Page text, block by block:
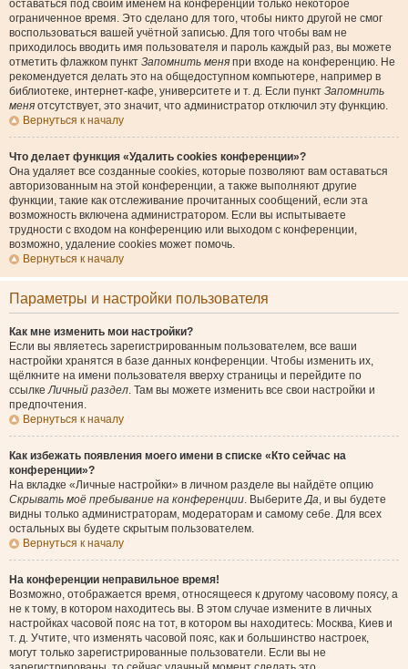
оставаться под своим именем на конференции только некоторое
ограниченное время. Это сделано для того, чтобы никто другой не смог
воспользоваться вашей учётной записью. Для того чтобы вам не
приходилось вводить имя пользователя и пароль каждый раз, вы можете
отметить флажком пункт Запомнить меня при входе на конференцию. Не
рекомендуется делать это на общедоступном компьютере, например в
библиотеке, интернет-кафе, университете и т. д. Если пункт Запомнить
меня отсутствует, это значит, что администратор отключил эту функцию.
Вернуться к началу
Что делает функция «Удалить cookies конференции»?
Она удаляет все созданные cookies, которые позволяют вам оставаться
авторизованным на этой конференции, а также выполняют другие
функции, такие как отслеживание прочитанных сообщений, если эта
возможность включена администратором. Если вы испытываете
трудности с входом на конференцию или выходом с конференции,
возможно, удаление cookies может помочь.
Вернуться к началу
Параметры и настройки пользователя
Как мне изменить мои настройки?
Если вы являетесь зарегистрированным пользователем, все ваши
настройки хранятся в базе данных конференции. Чтобы изменить их,
щёлкните на имени пользователя вверху страницы и перейдите по
ссылкеЛичный раздел. Там вы можете изменить все свои настройки и
предпочтения.
Вернуться к началу
Как избежать появления моего имени в списке «Кто сейчас на
конференции»?
На вкладке «Личные настройки» в личном разделе вы найдёте опцию
Скрывать моё пребывание на конференции. ВыберитеДа, и вы будете
видны только администраторам, модераторам и самому себе. Для всех
остальных вы будете скрытым пользователем.
Вернуться к началу
На конференции неправильное время!
Возможно, отображается время, относящееся к другому часовому поясу, а
не к тому, в котором находитесь вы. В этом случае измените в личных
настройках часовой пояс на тот, в котором вы находитесь: Москва, Киев и
т. д. Учтите, что изменять часовой пояс, как и большинство настроек,
могут только зарегистрированные пользователи. Если вы не